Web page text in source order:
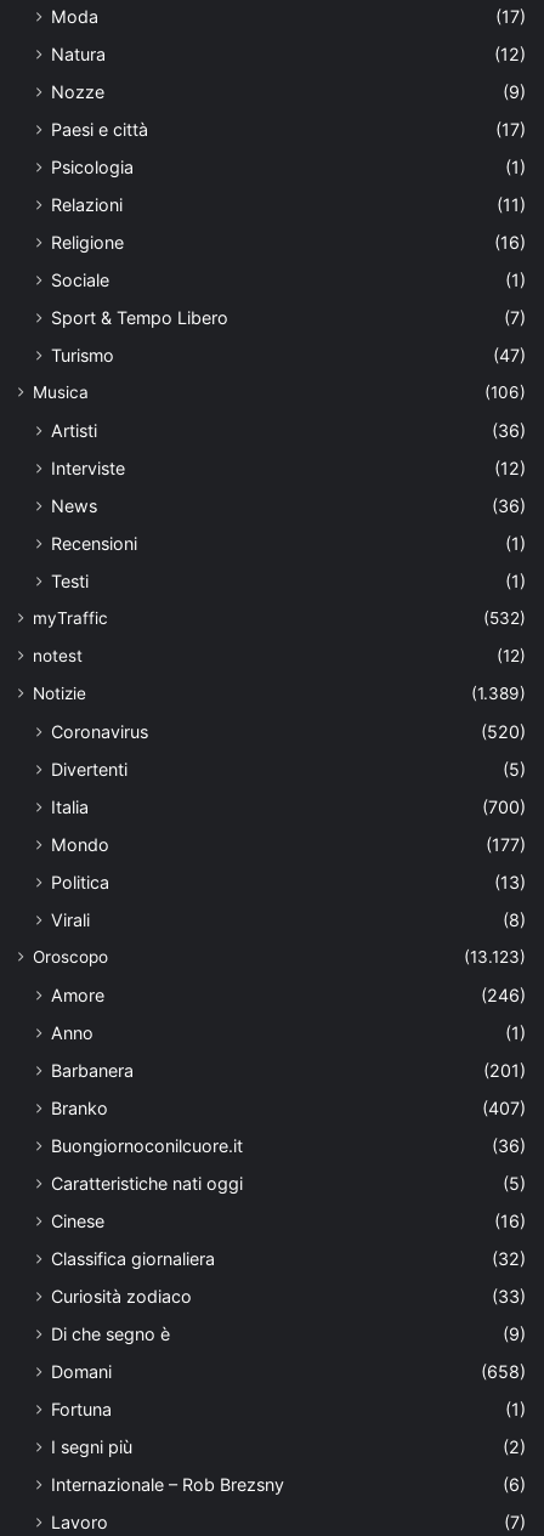
Moda
(17)
Natura
(12)
Nozze
(9)
Paesi e città
(17)
Psicologia
(1)
Relazioni
(11)
Religione
(16)
Sociale
(1)
Sport & Tempo Libero
(7)
Turismo
(47)
Musica (106)
Artisti
(36)
Interviste
(12)
News
(36)
Recensioni
(1)
Testi
(1)
myTraffic
(532)
notest
(12)
Notizie
(1.389)
Coronavirus
(520)
Divertenti
(5)
Italia
(700)
Mondo
(177)
Politica
(13)
Virali
(8)
Oroscopo (13.123)
Amore
(246)
Anno
(1)
Barbanera
(201)
Branko
(407)
Buongiornoconilcuore.it
(36)
Caratteristiche nati oggi
(5)
Cinese
(16)
Classifica giornaliera
(32)
Curiosità zodiaco
(33)
Di che segno è
(9)
Domani
(658)
Fortuna
(1)
I segni più
(2)
Internazionale – Rob Brezsny
(6)
Lavoro
(7)